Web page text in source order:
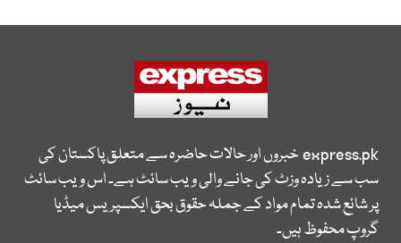
express.pkخبروں اور حالات حاضرہ سے متعلق پاکستان کی
سب سے زیادہ وزٹ کی جانے والی ویب سائٹ ہے۔ اس ویب سائٹ
پر شائع شدہ تمام مواد کے جملہ حقوق بحق ایکسپریس میڈیا
گروپ محفوظ ہیں۔